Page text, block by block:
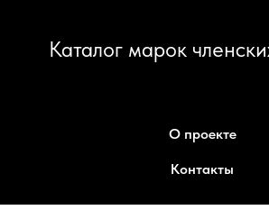
Каталог марок
О проекте
Контакты